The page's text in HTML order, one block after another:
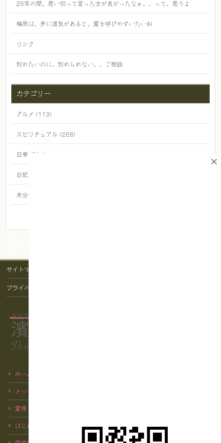
25年の間、思い切って言った方が良かったなぁ、、って、思うよ
梅雨は、手に湿気があると、霊を呼びやすいたいね
リンク
別れたいのに、別れられない、、ご相談
カテゴリー
グルメ (113)
スピリチュアル (268)
日常 (714)
日記 (23)
未分類 (471)
サイトマップ
プライバシーポリシー
ホーム
メッセージ
霊視・水晶・神具
はじめての方へ
×